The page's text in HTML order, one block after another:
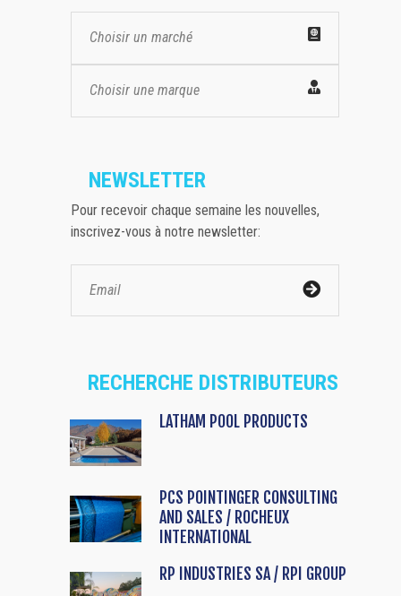
Choisir un marché
Choisir une marque
NEWSLETTER
Pour recevoir chaque semaine les nouvelles,
inscrivez-vous à notre newsletter:
RECHERCHE DISTRIBUTEURS
LATHAM POOL PRODUCTS
PCS POINTINGER CONSULTING
AND SALES / ROCHEUX
INTERNATIONAL
RP INDUSTRIES SA / RPI GROUP